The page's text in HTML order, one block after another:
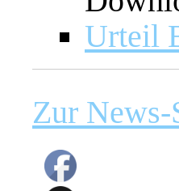
Urteil
Zur News-